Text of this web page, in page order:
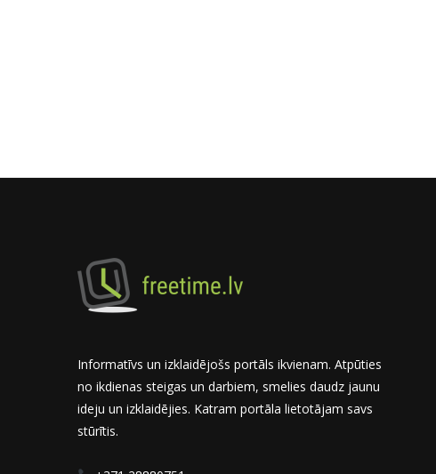
Informatīvs un izklaidējošs portāls ikvienam. Atpūties
no ikdienas steigas un darbiem, smelies daudz jaunu
ideju un izklaidējies. Katram portāla lietotājam savs
stūrītis.